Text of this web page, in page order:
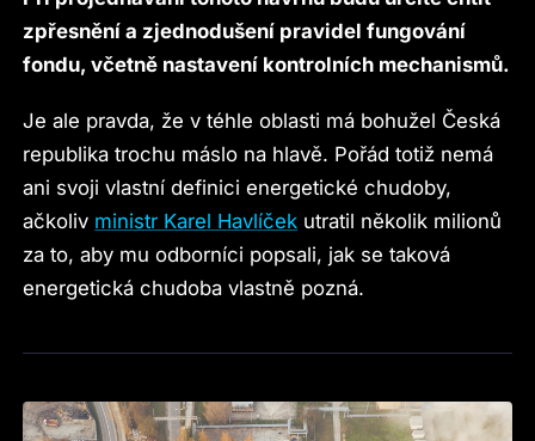
zpřesnění a zjednodušení pravidel fungování
fondu, včetně nastavení kontrolních mechanismů.
Je ale pravda, že v téhle oblasti má bohužel Česká
republika trochu máslo na hlavě. Pořád totiž nemá
ani svoji vlastní definici energetické chudoby,
ačkoliv ministr Karel Havlíček utratil několik milionů
za to, aby mu odborníci popsali, jak se taková
energetická chudoba vlastně pozná.